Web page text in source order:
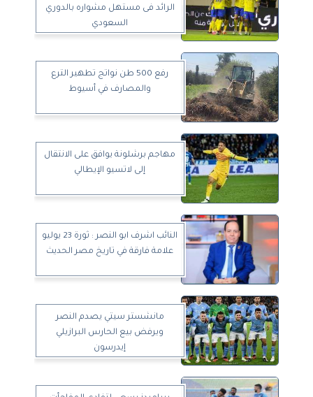
الرائد فى مستهل مشواره بالدوري
السعودي
رفع 500 طن نواتج تطهير الترع
والمصارف في أسيوط
مهاجم برشلونة يوافق على الانتقال
إلى لاتسيو الإيطالي
النائب اشرف ابو النصر : ثورة 23 يوليو
علامة فارقة في تاريخ مصر الحديث
مانشستر سيتي يصدم النصر
ويرفض بيع الحارس البرازيلي
إيدرسون